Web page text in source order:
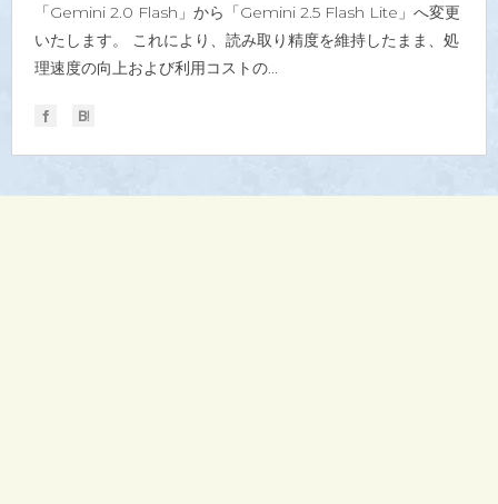
「Gemini 2.0 Flash」から「Gemini 2.5 Flash Lite」へ変更
いたします。 これにより、読み取り精度を維持したまま、処
理速度の向上および利用コストの...